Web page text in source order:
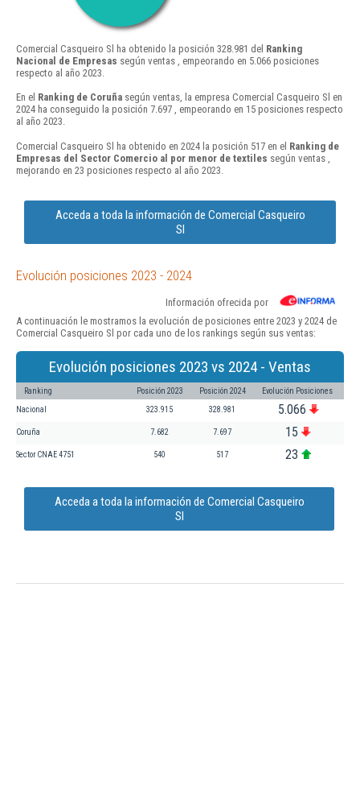
Comercial Casqueiro Sl ha obtenido la posición 328.981 del Ranking
Nacional de Empresas según ventas , empeorando en 5.066 posiciones
respecto al año 2023.
En el Ranking de Coruña según ventas, la empresa Comercial Casqueiro Sl en
2024 ha conseguido la posición 7.697 , empeorando en 15 posiciones respecto
al año 2023.
Comercial Casqueiro Sl ha obtenido en 2024 la posición 517 en el Ranking de
Empresas del Sector Comercio al por menor de textiles según ventas ,
mejorando en 23 posiciones respecto al año 2023.
Acceda a toda la información de Comercial Casqueiro
Sl
Evolución posiciones 2023 - 2024
Información ofrecida por
A continuación le mostramos la evolución de posiciones entre 2023 y 2024 de
Comercial Casqueiro Sl por cada uno de los rankings según sus ventas:
Evolución posiciones 2023 vs 2024 - Ventas
Ranking Posición 2023 Posición 2024 Evolución Posiciones
Nacional 323.915 328.981 5.066
Coruña 7.682 7.697 15
Sector CNAE 4751 540 517 23
Acceda a toda la información de Comercial Casqueiro
Sl